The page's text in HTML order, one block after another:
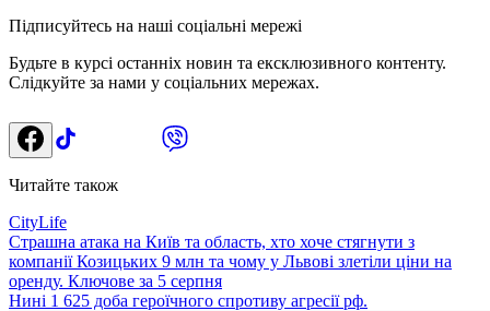
Підписуйтесь на наші соціальні мережі
Будьте в курсі останніх новин та ексклюзивного контенту.
Слідкуйте за нами у соціальних мережах.
Читайте також
CityLife
Страшна атака на Київ та область, хто хоче стягнути з
компанії Козицьких 9 млн та чому у Львові злетіли ціни на
оренду. Ключове за 5 серпня
Нині 1 625 доба героїчного спротиву агресії рф.